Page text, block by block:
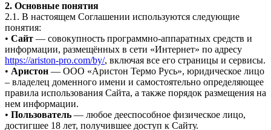
2. Основные понятия
2.1. В настоящем Соглашении используются следующие
понятия:
• Сайт — совокупность программно-аппаратных средств и
информации, размещённых в сети «Интернет» по адресу
https://ariston-pro.com/by/, включая все его страницы и сервисы.
• Аристон — ООО «Аристон Термо Русь», юридическое лицо
– владелец доменного имени и самостоятельно определяющее
правила использования Сайта, а также порядок размещения на
нем информации.
• Пользователь — любое дееспособное физическое лицо,
достигшее 18 лет, получившее доступ к Сайту.